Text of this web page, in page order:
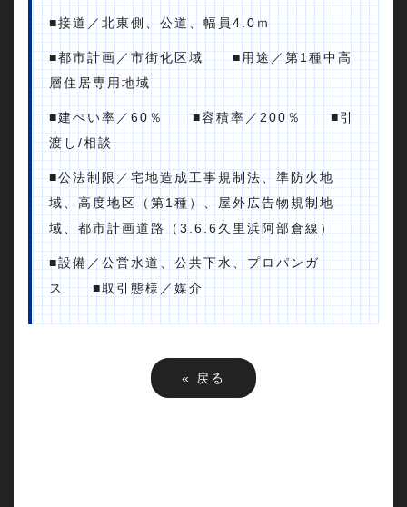
■接道／北東側、公道、幅員4.0ｍ
■都市計画／市街化区域 ■用途／第1種中高
層住居専用地域
■建ぺい率／60％ ■容積率／200％ ■引
渡し/相談
■公法制限／宅地造成工事規制法、準防火地
域、高度地区（第1種）、屋外広告物規制地
域、都市計画道路（3.6.6久里浜阿部倉線）
■設備／公営水道、公共下水、プロパンガ
ス ■取引態様／媒介
« 戻る